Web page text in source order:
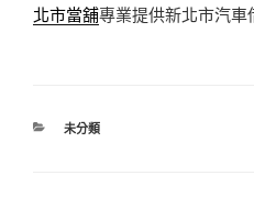
北市當舖專業提供新北市汽車
分
未分類